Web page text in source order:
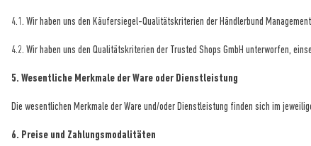
4.1. Wir haben uns den Käufersiegel-Qualitätskriterien der Händlerbund
4.2. Wir haben uns den Qualitätskriterien der Trusted Shops GmbH unterworfen,
5. Wesentliche Merkmale der Ware oder Dienstleistung
Die wesentlichen Merkmale der Ware und/oder Dienstleistung finden sich im
6. Preise und Zahlungsmodalitäten